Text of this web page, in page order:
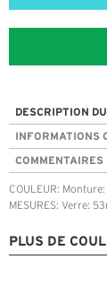
DESCRIPTION
INFORMATIONS
COMMENTAIRES
COULEUR: Monture:
MESURES: Verre:
PLUS DE